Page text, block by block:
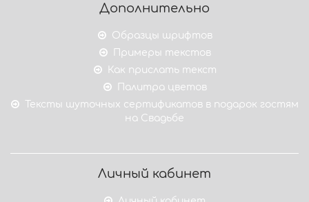
Дополнительно
Образцы шрифтов
Примеры текстов
Как прислать текст
Палитра цветов
Тексты шуточных сертификатов в подарок гостям
на Свадьбе
Личный кабинет